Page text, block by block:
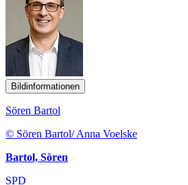
Bildinformationen
Sören Bartol
© Sören Bartol/ Anna Voelske
Bartol, Sören
SPD